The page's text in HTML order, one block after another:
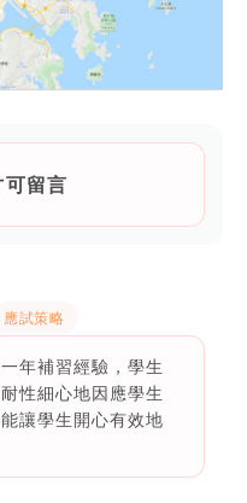
可留言
應試策略
年補習經驗，學生
性細心地因應學生
讓學生開心有效地